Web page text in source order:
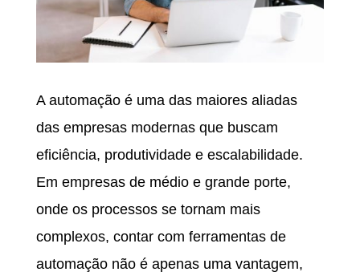
A automação é uma das maiores aliadas
das empresas modernas que buscam
eficiência, produtividade e escalabilidade.
Em empresas de médio e grande porte,
onde os processos se tornam mais
complexos, contar com ferramentas de
automação não é apenas uma vantagem,